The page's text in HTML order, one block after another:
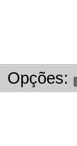
Opções: